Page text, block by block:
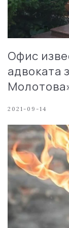
Офис
адвоката
2021-09-14